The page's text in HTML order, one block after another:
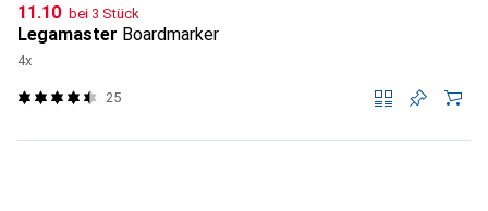
CHF
11.10 bei 3 Stück
Legamaster Boardmarker
4x
25